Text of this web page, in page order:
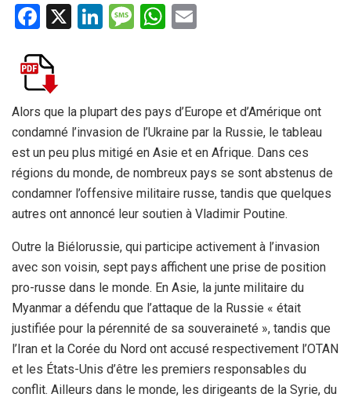
F
ce
b
o
o
k
X
Li
n
M
g
e
W
A
p
p
Alors que la plupart des pays d’Europe et d’Amérique ont
condamné l’invasion de l’Ukraine par la Russie, le tableau
est un peu plus mitigé en Asie et en Afrique. Dans ces
régions du monde, de nombreux pays se sont abstenus de
condamner l’offensive militaire russe, tandis que quelques
autres ont annoncé leur soutien à Vladimir Poutine.
Outre la Biélorussie, qui participe activement à l’invasion
avec son voisin, sept pays affichent une prise de position
pro-russe dans le monde. En Asie, la junte militaire du
Myanmar a défendu que l’attaque de la Russie « était
justifiée pour la pérennité de sa souveraineté », tandis que
l’Iran et la Corée du Nord ont accusé respectivement l’OTAN
et les États-Unis d’être les premiers responsables du
conflit. Ailleurs dans le monde, les dirigeants de la Syrie, du